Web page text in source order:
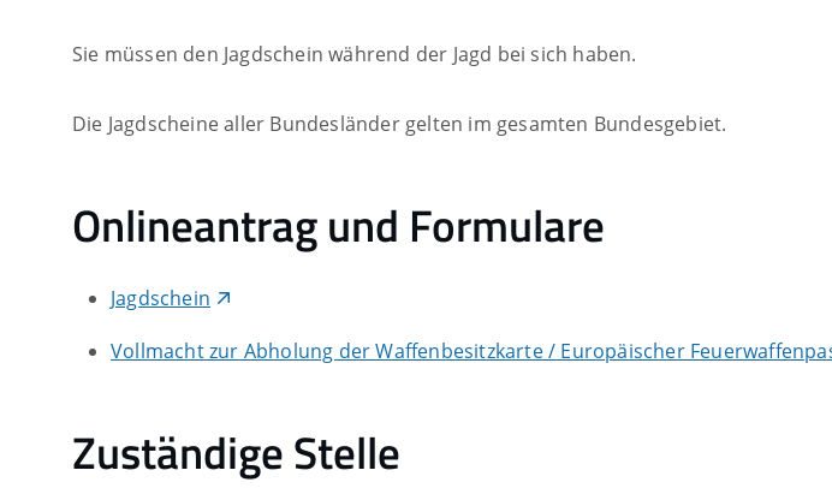
Sie müssen den Jagdschein während der Jagd bei sich haben.
Die Jagdscheine aller Bundesländer gelten im gesamten Bundesgebiet.
Onlineantrag und Formulare
Jagdschein
Vollmacht zur Abholung der Waffenbesitzkarte / Europäischer
Zuständige Stelle